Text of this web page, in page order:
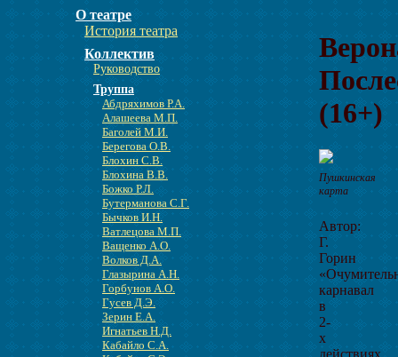
О театре
История театра
Коллектив
Руководство
Труппа
Абдряхимов Р.А.
Алашеева М.П.
Баголей М.И.
Берегова О.В.
Блохин С.В.
Блохина В.В.
Божко Р.Л.
Бутерманова С.Г.
Бычков И.Н.
Ватлецова М.П.
Ващенко А.О.
Волков Д.А.
Глазырина А.Н.
Горбунов А.О.
Гусев Д.Э.
Зерин Е.А.
Игнатьев Н.Д.
Кабайло С.А.
(16+)
Пушкинская
карта
Автор:
Г.
Горин
карнавал
в
2-
х
действиях